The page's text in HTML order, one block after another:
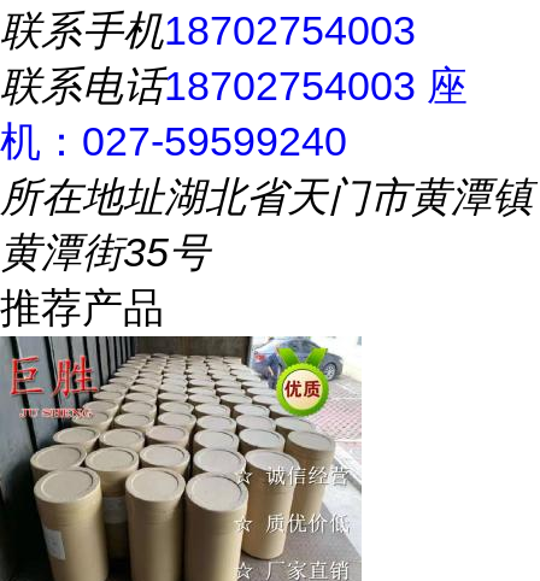
联系手机18702754003
联系电话18702754003 座
机：027-59599240
所在地址湖北省天门市黄潭镇
黄潭街35号
推荐产品